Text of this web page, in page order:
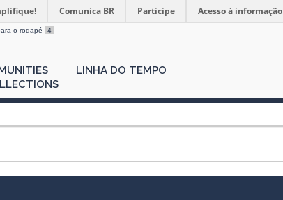
Comunica BR Participe Acesso à informação
o rodapé 4
LINHA DO TEMPO